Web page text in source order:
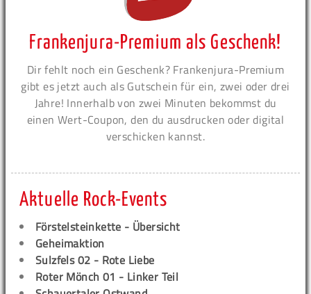
Frankenjura-Premium als Geschenk!
Dir fehlt noch ein Geschenk? Frankenjura-Premium
gibt es jetzt auch als Gutschein für ein, zwei oder drei
Jahre! Innerhalb von zwei Minuten bekommst du
einen Wert-Coupon, den du ausdrucken oder digital
verschicken kannst.
Aktuelle Rock-Events
Förstelsteinkette - Übersicht
Geheimaktion
Sulzfels 02 - Rote Liebe
Roter Mönch 01 - Linker Teil